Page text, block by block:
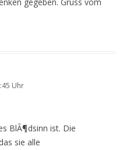
Uhr
BlÃ¶dsinn ist. Die
sie alle